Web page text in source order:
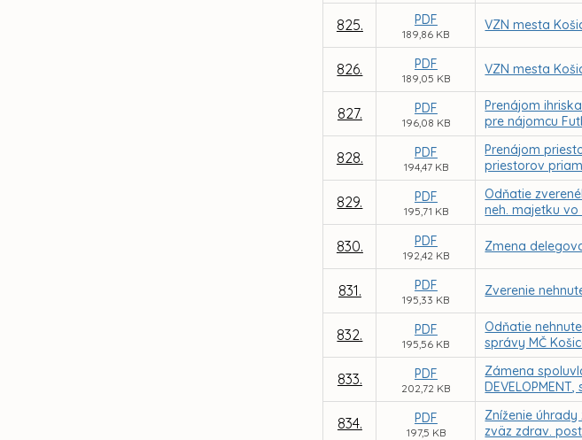
825. PDF
189,86 KB
VZN mesta
826. PDF
189,05 KB
VZN mesta
827. PDF
196,08 KB
Prenájom
pre nájomcu
828. PDF
194,47 KB
Prenájom
priestorov
829. PDF
195,71 KB
Odňatie
neh. majetku
830. PDF
192,42 KB
Zmena
831. PDF
195,33 KB
Zverenie
832. PDF
195,56 KB
Odňatie
správy MČ
833. PDF
202,72 KB
Zámena
834. PDF
197,5 KB
Zníženie
zväz zdrav.